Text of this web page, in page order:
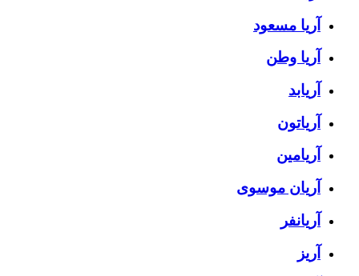
آریا مسعود
آریا وطن
آریابد
آریاتون
آریامین
آریان موسوی
آریانفر
آریز